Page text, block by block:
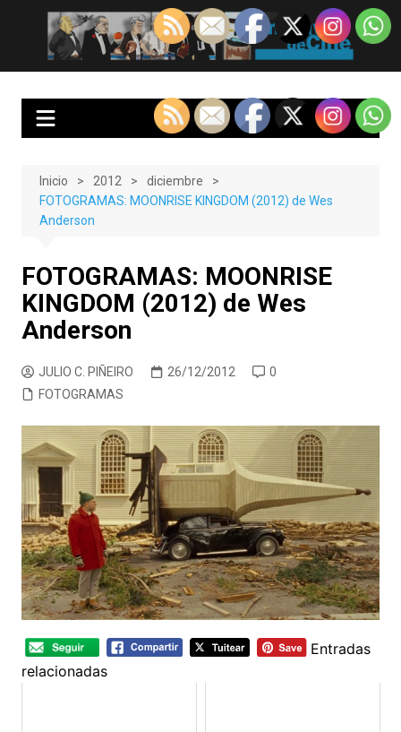
contenido
EnClave de Cine
Crítica cinematográfica y audiovisual. Punto de encuentro para los
Inicio 2012
diciembre
FOTOGRAMAS: MOONRISE KINGDOM (2012) de Wes
Anderson
FOTOGRAMAS: MOONRISE
KINGDOM (2012) de Wes
Anderson
JULIO C. PIÑEIRO 26/12/2012
0
FOTOGRAMAS
Entradas
relacionadas